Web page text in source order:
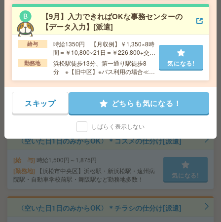
交通費 全額支給
勤務地 袋井駅車4分、愛野駅車10分
気になる!
【9月開始】未経験OK！食堂あり！長期！事務：作業
（6：4）！[派遣]
時給1350円 【月収例】￥224,532(￥1,350×
7時間55分×21日)+残業代 +交通費
交通費 全額支給
勤務地 愛野駅車7分、袋井駅車9分 ※国道１号線沿
い！
〈空いた日1日のみからOK〉＊コスメの仕分け[派遣]
給 与 時給1,500円～1,875円
勤務地
【浜松市中央区】浜松駅・新浜松駅・遠州病
院駅・自動車学校前駅・舞阪駅など勤務地多数！
気になる!
〈空いた日1日のみからOK〉＊チラシの仕分け[派遣]
【9月】入力できればOKな事務センターの
【データ入力】[派遣]
給与
時給1350円 【月収例】￥1,350×8時
間＝￥10,800×21日＝￥226,800+交通
費
勤務地
浜松駅徒歩13分、第一通り駅徒歩8
分 ※【旧中区】※バス利用の場合≪ザ
ザシティ前≫バス停が便利です
気になる!
スキップ どちらも気になる！
しばらく表示しない